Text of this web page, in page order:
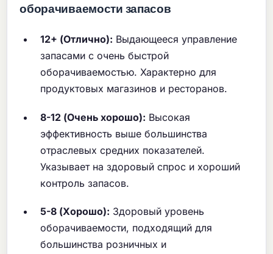
оборачиваемости запасов
12+ (Отлично): Выдающееся управление
запасами с очень быстрой
оборачиваемостью. Характерно для
продуктовых магазинов и ресторанов.
8-12 (Очень хорошо): Высокая
эффективность выше большинства
отраслевых средних показателей.
Указывает на здоровый спрос и хороший
контроль запасов.
5-8 (Хорошо): Здоровый уровень
оборачиваемости, подходящий для
большинства розничных и